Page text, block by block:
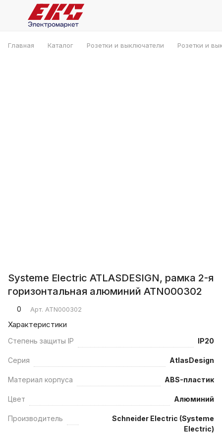
Главная Каталог Розетки и выключатели Розетки и
Systeme Electric ATLASDESIGN, рамка 2-я
горизонтальная алюминий ATN000302
0 Арт. ATN000302
Характеристики
Степень защиты IP IP20
Серия AtlasDesign
Материал корпуса ABS-пластик
Цвет Алюминий
Производитель
Schneider Electric (Systeme
Electric)